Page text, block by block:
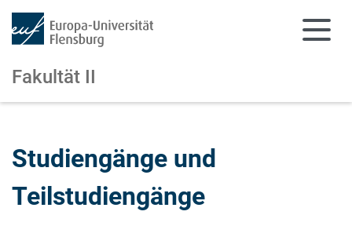
Fakultät II
Studiengänge und
Teilstudiengänge